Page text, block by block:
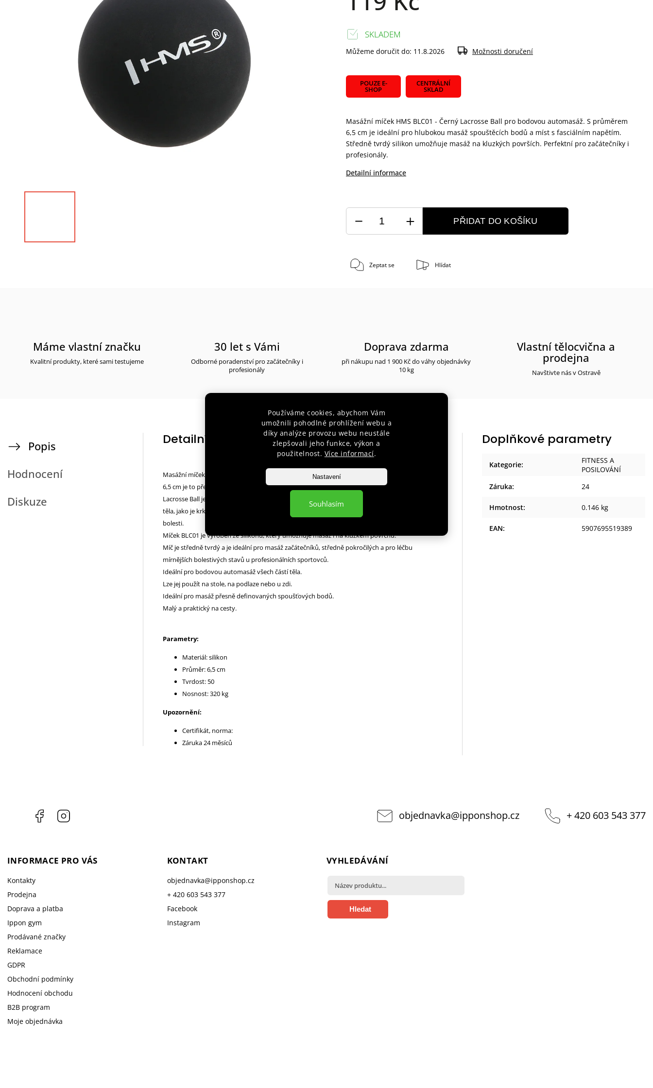
Používáme cookies, abychom Vám
umožnili pohodlné prohlížení webu a
díky analýze provozu webu neustále
zlepšovali jeho funkce, výkon a
použitelnost. Více informací.
Nastavení
Souhlasím
POUZE E-
SHOP
CENTRÁLNÍ
SKLAD
Masážní míček HMS BLC01 - Černý Lacrosse Ball pro bodovou automasáž. S průměrem
6,5 cm je ideální pro hlubokou masáž spouštěcích bodů a míst s fasciálním napětím.
Středně tvrdý silikon umožňuje masáž na kluzkých površích. Perfektní pro začátečníky i
profesionály.
Detailní informace
SKLADEM
Můžeme doručit do: 11.8.2026 Možnosti doručení
PŘIDAT DO KOŠÍKU
Zeptat se Hlídat
Máme vlastní značku
Kvalitní produkty, které sami testujeme
30 let s Vámi
Odborné poradenství pro začátečníky i
profesionály
Doprava zdarma
při nákupu nad 1 900 Kč do váhy objednávky
10 kg
Vlastní tělocvična a
prodejna
Navštivte nás v Ostravě
Popis
Hodnocení
Diskuze
Detailní popis produktu
Masážní míček HMS BLC01 je dokonalým doplňkem k větším, masážním přístrojům. S průměrem
6,5 cm je to přesně to, co potřebujete k masáži spoušťových bodů a míst s fasciálním napětím.
Lacrosse Ball je ideální pro ošetření hlubokých svalových skupin nebo těžko přístupných oblastí
těla, jako je krk, hýždě, ramena a hrudník. Pomocí BLC01 můžete rozmasírovat potenciální zdroje
bolesti.
Míček BLC01 je vyroben ze silikonu, který umožňuje masáž i na kluzkém povrchu.
Míč je středně tvrdý a je ideální pro masáž začátečníků, středně pokročilých a pro léčbu
mírnějších bolestivých stavů u profesionálních sportovců.
Ideální pro bodovou automasáž všech částí těla.
Lze jej použít na stole, na podlaze nebo u zdi.
Ideální pro masáž přesně definovaných spoušťových bodů.
Malý a praktický na cesty.
Parametry:
Materiál: silikon
Průměr: 6,5 cm
Tvrdost: 50
Nosnost: 320 kg
Upozornění:
Certifikát, norma:
Záruka 24 měsíců
Doplňkové parametry
Kategorie:
FITNESS A
POSILOVÁNÍ
Záruka: 24
Hmotnost: 0.146 kg
EAN: 5907695519389
Facebook objednavka@ipponshop.cz + 420 603 543 377
INFORMACE PRO VÁS
Kontakty
Prodejna
Doprava a platba
Ippon gym
Prodávané značky
Reklamace
GDPR
Obchodní podmínky
Hodnocení obchodu
B2B program
Moje objednávka
KONTAKT
objednavka@ipponshop.cz
+ 420 603 543 377
Facebook
Instagram
VYHLEDÁVÁNÍ
Hledat